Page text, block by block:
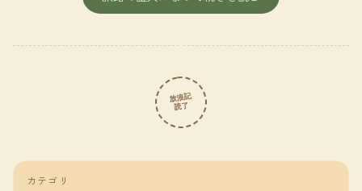
放浪記
読了
カテゴリ